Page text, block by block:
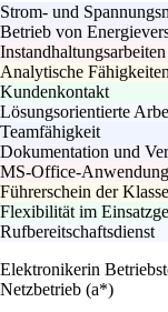
Strom- und
Betrieb von
Analytische Fähigkeiten
Kundenkontakt
Lösungsorientierte
Teamfähigkeit
Dokumentation und
MS-Office-
Führerschein der
Flexibilität im
Rufbereitschaftsdienst
Elektronikerin
Netzbetrieb (a*)